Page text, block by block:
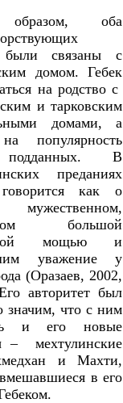
оба
были связаны с
домом. Гебек
на родство с
и тарковским
домами, а
популярность
В
преданиях
как о
мужественном,
большой
мощью и
уважение у
(Оразаев, 2002,
авторитет был
значим, что с ним
и его новые
– мехтулинские
и Махти,
в его